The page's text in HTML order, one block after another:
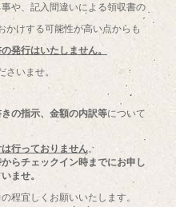
や、記入間違いによる領収書の
かけする可能性が高い点からも
発行はいたしません。
さいませ。
の指示、金額の内訳等について
行っておりません。
らチェックイン時までにお申し
ませ。
程宜しくお願いいたします。